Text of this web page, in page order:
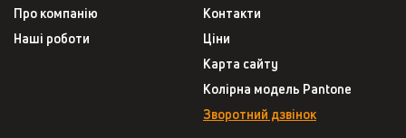
Про компанію
Наші роботи
Контакти
Ціни
Карта сайту
Колірна модель Pantone
Зворотний дзвінок